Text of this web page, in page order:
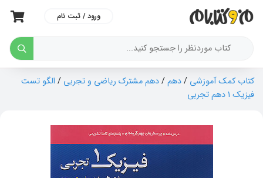
ورود / ثبت نام
کتاب کمک آموزشی /دهم/دهم مشترک ریاضی و تجربی / الگو تست
فیزیک 1 دهم تجربی